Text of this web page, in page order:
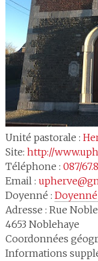
Unité pastorale :
Site: http://
Téléphone : 087/
Email :
Doyenné : Doyenné
Adresse : Rue
4653 Noblehaye
Coordonnées
Informations